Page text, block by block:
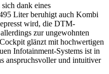
dank eines
Liter beruhigt auch Kombi
wird, die DTM-
zur ungewohnten
glänzt mit hochwertigen
Infotainment-Systems ist in
anspruchsvoller und intuitiver